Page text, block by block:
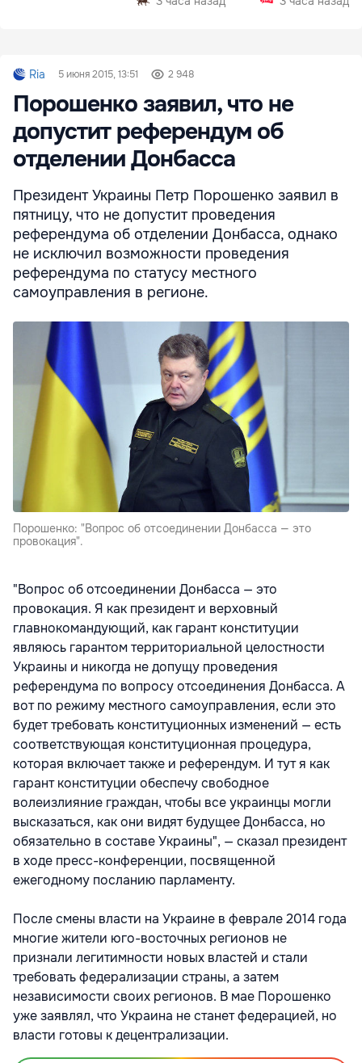
Ria 5 июня 2015, 13:51 2 948
Порошенко заявил, что не
допустит референдум об
отделении Донбасса
Президент Украины Петр Порошенко заявил в
пятницу, что не допустит проведения
референдума об отделении Донбасса, однако
не исключил возможности проведения
референдума по статусу местного
самоуправления в регионе.
Порошенко: "Вопрос об отсоединении Донбасса — это
провокация".
"Вопрос об отсоединении Донбасса — это
провокация. Я как президент и верховный
главнокомандующий, как гарант конституции
являюсь гарантом территориальной целостности
Украины и никогда не допущу проведения
референдума по вопросу отсоединения Донбасса. А
вот по режиму местного самоуправления, если это
будет требовать конституционных изменений — есть
соответствующая конституционная процедура,
которая включает также и референдум. И тут я как
гарант конституции обеспечу свободное
волеизлияние граждан, чтобы все украинцы могли
высказаться, как они видят будущее Донбасса, но
обязательно в составе Украины", — сказал президент
в ходе пресс-конференции, посвященной
ежегодному посланию парламенту.
После смены власти на Украине в феврале 2014 года
многие жители юго-восточных регионов не
признали легитимности новых властей и стали
требовать федерализации страны, а затем
независимости своих регионов. В мае Порошенко
уже заявлял, что Украина не станет федерацией, но
власти готовы к децентрализации.